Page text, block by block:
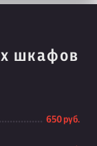
шкафов
650 руб.